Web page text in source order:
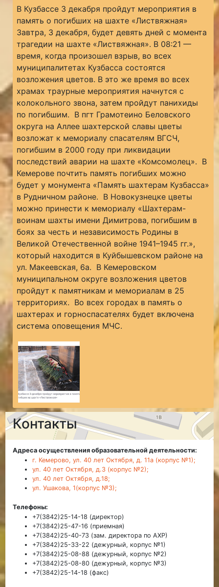
В Кузбассе 3 декабря пройдут мероприятия в
память о погибших на шахте «Листвяжная»
Завтра, 3 декабря, будет девять дней с момента
трагедии на шахте «Листвяжная». В 08:21 —
время, когда произошел взрыв, во всех
муниципалитетах Кузбасса состоятся
возложения цветов. В это же время во всех
храмах траурные мероприятия начнутся с
колокольного звона, затем пройдут панихиды
по погибшим. В пгт Грамотеино Беловского
округа на Аллее шахтерской славы цветы
возложат к мемориалу спасателям ВГСЧ,
погибшим в 2000 году при ликвидации
последствий аварии на шахте «Комсомолец». В
Кемерове почтить память погибших можно
будет у монумента «Память шахтерам Кузбасса»
в Рудничном районе. В Новокузнецке цветы
можно принести к мемориалу «Шахтерам-
воинам шахты имени Димитрова, погибшим в
боях за честь и независимость Родины в
Великой Отечественной войне 1941–1945 гг.»,
который находится в Куйбышевском районе на
ул. Макеевская, 6а. В Кемеровском
муниципальном округе возложения цветов
пройдут к памятникам и мемориалам в 25
территориях. Во всех городах в память о
шахтерах и горноспасателях будет включена
система оповещения МЧС.
Контакты
Адреса осуществления образовательной деятельности:
г. Кемерово, ул. 40 лет Октября, д. 11а (корпус №1);
ул. 40 лет Октября, д.3 (корпус №2);
ул. 40 лет Октября, д.18;
ул. Ушакова, 1(корпус №3);
Телефоны:
+7(3842)25-14-18 (директор)
+7(3842)25-47-16 (приемная)
+7(3842)25-40-73 (зам. директора по АХР)
+7(3842)25-33-22 (дежурный, корпус №1)
+7(3842)25-08-88 (дежурный, корпус №2)
+7(3842)25-08-80 (дежурный, корпус №3)
+7(3842)25-14-18 (факс)